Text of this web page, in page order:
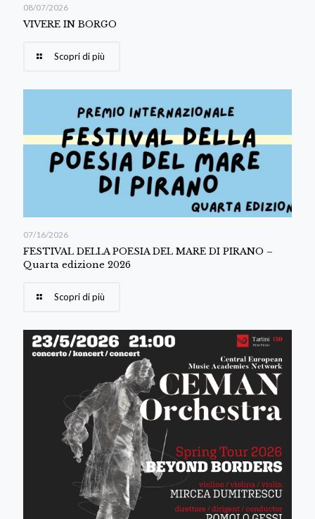
08/07/2026
VIVERE IN BORGO
Scopri di più
07/16/2026
FESTIVAL DELLA POESIA DEL MARE DI PIRANO –
Quarta edizione 2026
Scopri di più